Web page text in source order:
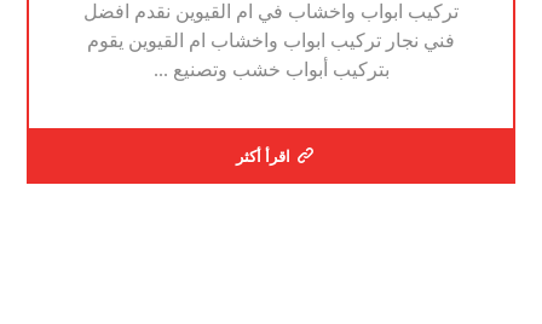
تركيب ابواب واخشاب في ام القيوين نقدم افضل
فني نجار تركيب ابواب واخشاب ام القيوين يقوم
بتركيب أبواب خشب وتصنيع ...
اقرأ أكثر